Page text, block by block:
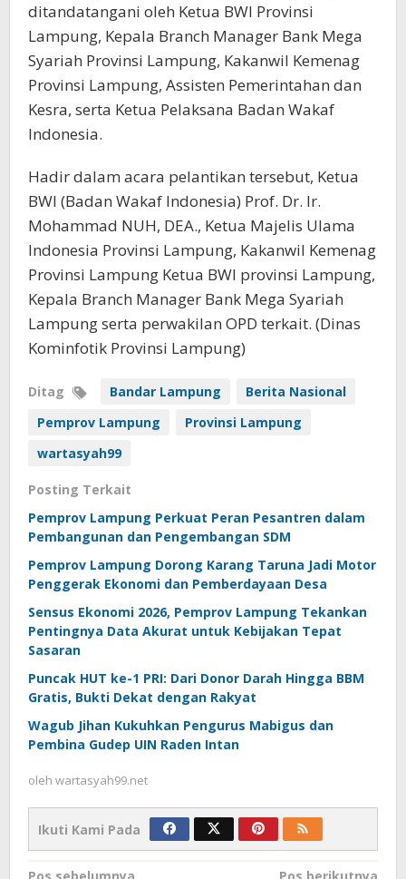
ditandatangani oleh Ketua BWI Provinsi
Lampung, Kepala Branch Manager Bank Mega
Syariah Provinsi Lampung, Kakanwil Kemenag
Provinsi Lampung, Assisten Pemerintahan dan
Kesra, serta Ketua Pelaksana Badan Wakaf
Indonesia.
Hadir dalam acara pelantikan tersebut, Ketua
BWI (Badan Wakaf Indonesia) Prof. Dr. Ir.
Mohammad NUH, DEA., Ketua Majelis Ulama
Indonesia Provinsi Lampung, Kakanwil Kemenag
Provinsi Lampung Ketua BWI provinsi Lampung,
Kepala Branch Manager Bank Mega Syariah
Lampung serta perwakilan OPD terkait. (Dinas
Kominfotik Provinsi Lampung)
Ditag Bandar Lampung
Berita Nasional
Pemprov Lampung
Provinsi Lampung
wartasyah99
Posting Terkait
Pemprov Lampung Perkuat Peran Pesantren dalam
Pembangunan dan Pengembangan SDM
Pemprov Lampung Dorong Karang Taruna Jadi Motor
Penggerak Ekonomi dan Pemberdayaan Desa
Sensus Ekonomi 2026, Pemprov Lampung Tekankan
Pentingnya Data Akurat untuk Kebijakan Tepat
Sasaran
Puncak HUT ke-1 PRI: Dari Donor Darah Hingga BBM
Gratis, Bukti Dekat dengan Rakyat
Wagub Jihan Kukuhkan Pengurus Mabigus dan
Pembina Gudep UIN Raden Intan
oleh wartasyah99.net
Ikuti Kami Pada